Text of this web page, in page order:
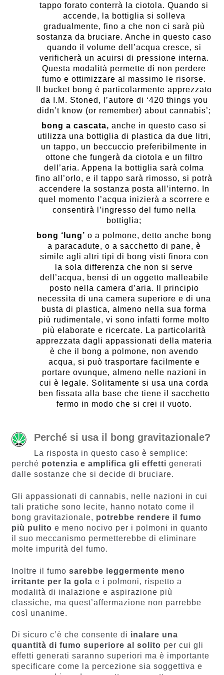
tappo forato conterrà la ciotola. Quando si
accende, la bottiglia si solleva
gradualmente, fino a che non ci sarà più
sostanza da bruciare. Anche in questo caso
quando il volume dell’acqua cresce, si
verificherà un acuirsi di pressione interna.
Questa modalità permette di non perdere
fumo e ottimizzare al massimo le risorse.
Il bucket bong è particolarmente apprezzato
da I.M. Stoned, l’autore di ‘420 things you
didn’t know (or remember) about cannabis’;
bong a cascata, anche in questo caso si
utilizza una bottiglia di plastica da due litri,
un tappo, un beccuccio preferibilmente in
ottone che fungerà da ciotola e un filtro
dell’aria. Appena la bottiglia sarà colma
fino all’orlo, e il tappo sarà rimosso, si potrà
accendere la sostanza posta all’interno. In
quel momento l’acqua inizierà a scorrere e
consentirà l’ingresso del fumo nella
bottiglia;
bong ‘lung’ o a polmone, detto anche bong
a paracadute, o a sacchetto di pane, è
simile agli altri tipi di bong visti finora con
la sola differenza che non si serve
dell’acqua, bensì di un oggetto malleabile
posto nella camera d’aria. Il principio
necessita di una camera superiore e di una
busta di plastica, almeno nella sua forma
più rudimentale, vi sono infatti forme molto
più elaborate e ricercate. La particolarità
apprezzata dagli appassionati della materia
è che il bong a polmone, non avendo
acqua, si può trasportare facilmente e
portare ovunque, almeno nelle nazioni in
cui è legale. Solitamente si usa una corda
ben fissata alla base che tiene il sacchetto
fermo in modo che si crei il vuoto.
Perché si usa il bong gravitazionale?
La risposta in questo caso è semplice:
perché potenzia e amplifica gli effetti generati
dalle sostanze che si decide di bruciare.
Gli appassionati di cannabis, nelle nazioni in cui
tali pratiche sono lecite, hanno notato come il
bong gravitazionale, potrebbe rendere il fumo
più pulito e meno nocivo per i polmoni in quanto
il suo meccanismo permetterebbe di eliminare
molte impurità del fumo.
Inoltre il fumo sarebbe leggermente meno
irritante per la gola e i polmoni, rispetto a
modalità di inalazione e aspirazione più
classiche, ma quest’affermazione non parrebbe
così unanime.
Di sicuro c’è che consente di inalare una
quantità di fumo superiore al solito per cui gli
effetti generati saranno superiori ma è importante
specificare come la percezione sia soggettiva e